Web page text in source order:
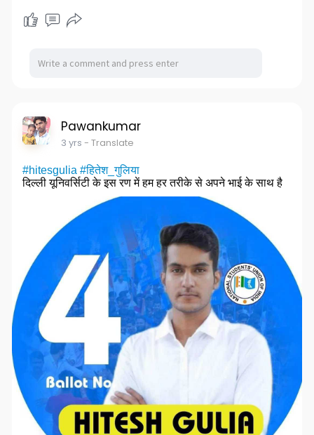
Pawankumar
3 yrs - Translate
#hitesgulia #हितेश_गुलिया
दिल्ली यूनिवर्सिटी के इस रण में हम हर तरीके से अपने भाई के साथ है